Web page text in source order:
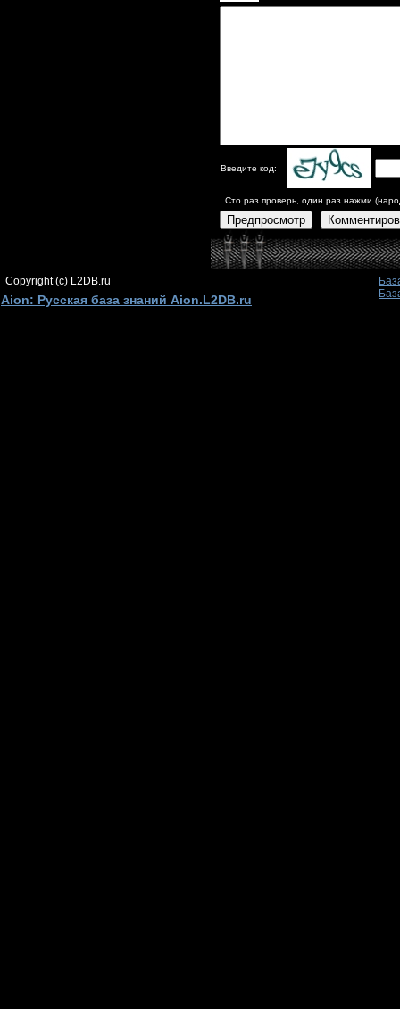
Введите код:
Сто раз проверь, один раз нажми
Предпросмотр
Copyright (c) L2DB.ru
Aion: Русская база знаний Aion.L2DB.ru